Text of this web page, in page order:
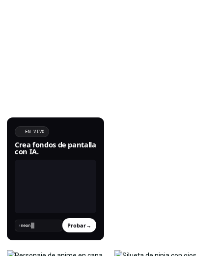
EN VIVO
Crea fondos de pantalla
con IA.
› Probar→